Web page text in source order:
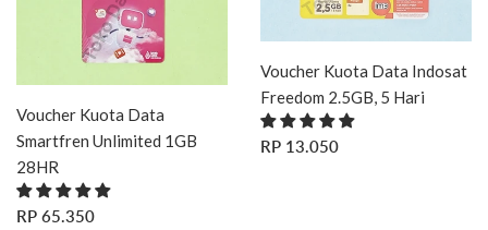
Voucher Kuota Data
Smartfren Unlimited 1GB
28HR
HARGA
RP 65.350
Voucher Kuota Data Indosat
Freedom 2.5GB, 5 Hari
HARGA
RP 13.050